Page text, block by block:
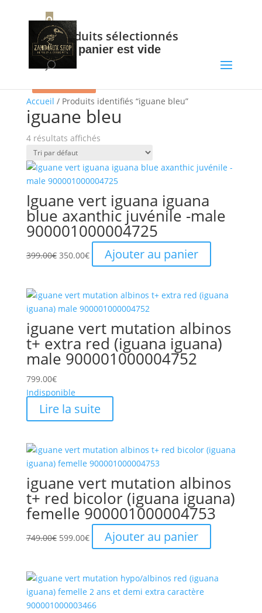
0
0Produits sélectionnés
Votre panier est vide
Accueil / Produits identifiés “iguane bleu”
iguane bleu
4 résultats affichés
Iguane vert iguana iguana
blue axanthic juvénile -male
900001000004725
399.00€ Le
était :
399.00€.
350.00€Le
prix
est :
350.00€.
Ajouter au panier
iguane vert mutation albinos
t+ extra red (iguana iguana)
male 900001000004752
799.00€
Indisponible
Lire la suite
iguane vert mutation albinos
t+ red bicolor (iguana iguana)
femelle 900001000004753
749.00€ Le
était :
749.00€.
599.00€Le
prix
est :
599.00€.
Ajouter au panier